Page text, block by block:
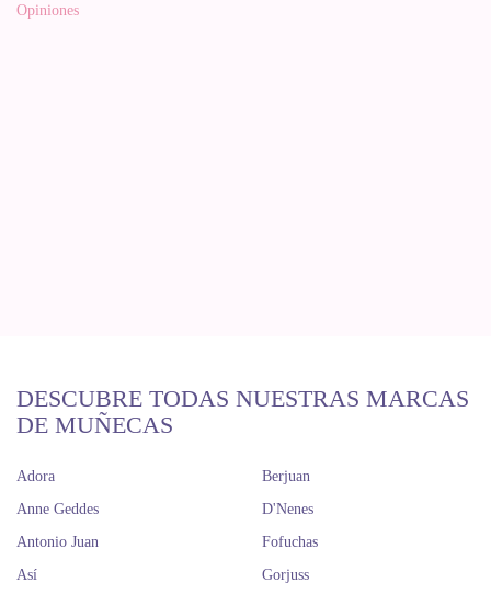
Opiniones
DESCUBRE TODAS NUESTRAS MARCAS
DE MUÑECAS
Adora
Anne Geddes
Antonio Juan
Así
Berjuan
D'Nenes
Fofuchas
Gorjuss